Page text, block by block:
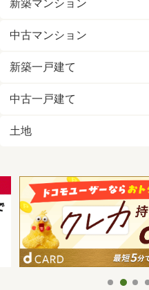
新築マンション
中古マンション
新築一戸建て
中古一戸建て
土地